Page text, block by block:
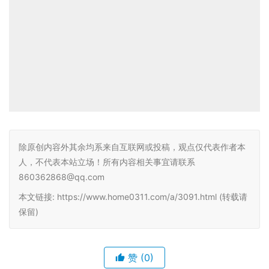
除原创内容外其余均系来自互联网或投稿，观点仅代表作者本
人，不代表本站立场！所有内容相关事宜请联系
860362868@qq.com
本文链接: https://www.home0311.com/a/3091.html (转载请
保留)
赞 (0)